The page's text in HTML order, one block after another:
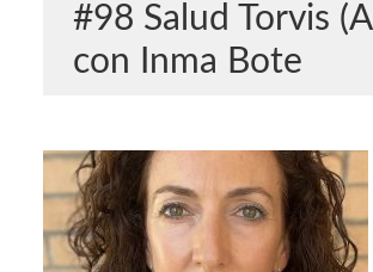
#98 Salud Torvis
con Inma Bote